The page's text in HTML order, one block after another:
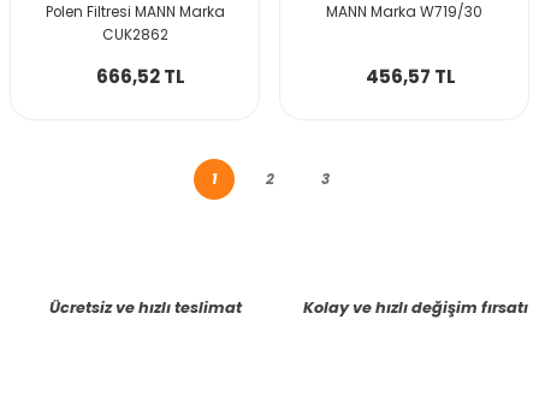
Polen Filtresi MANN Marka
CUK2862
666,52 TL
MANN Marka W719/30
456,57 TL
1 2 3
Ücretsiz ve hızlı teslimat Kolay ve hızlı değişim fırsatı